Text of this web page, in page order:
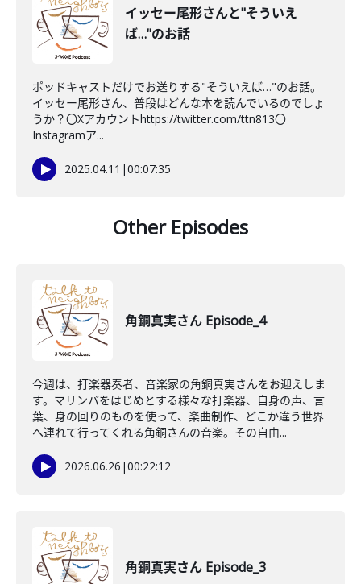
イッセー尾形さんと"そういえ
ば…"のお話
ポッドキャストだけでお送りする"そういえば…"のお話。
イッセー尾形さん、普段はどんな本を読んでいるのでしょ
うか？〇Xアカウントhttps://twitter.com/ttn813〇
Instagramア...
2025.04.11 |00:07:35
Other Episodes
角銅真実さん Episode_4
今週は、打楽器奏者、音楽家の角銅真実さんをお迎えしま
す。マリンバをはじめとする様々な打楽器、自身の声、言
葉、身の回りのものを使って、楽曲制作、どこか違う世界
へ連れて行ってくれる角銅さんの音楽。その自由...
2026.06.26 |00:22:12
角銅真実さん Episode_3